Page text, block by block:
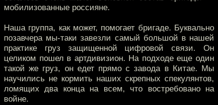
мобилизованные россияне.
Наша группа, как может, помогает бригаде. Буквально
позавчера мы-таки завезли самый большой в нашей
практике груз защищенной цифровой связи. Он
целиком пошел в артдивизион. На подходе еще один
такой же груз, он едет прямо с завода в Китае. Мы
научились не кормить наших скрепных спекулянтов,
ломящих два конца на всем, что востребовано на
войне.